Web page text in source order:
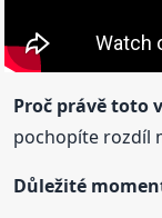
Proč právě toto
pochopíte rozdíl
Důležité